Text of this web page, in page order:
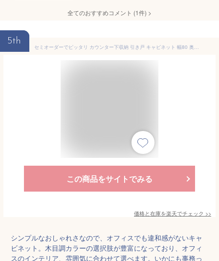
全てのおすすめコメント (1件) >
5th
セミオーダーでピッタリ カウンター下収納 引き戸 キャビネット 幅80 奥行35 完成品 日本製 【送料無料】 木製 リビング収納 引戸 扉付き 本棚 食器棚 おしゃれ 北欧 薄型 可動棚 カップボード 小物収納 シェルフ 整理棚 賃貸 戸棚 鏡面 木目
この商品をサイトでみる
価格と在庫を楽天でチェック >>
シンプルなおしゃれさなので、オフィスでも違和感がないキャ
ビネット。木目調カラーの選択肢が豊富になっており、オフィ
スのインテリア、雰囲気に合わせて選べます。いかにも事務っ